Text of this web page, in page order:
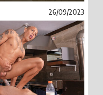
26/09/2023